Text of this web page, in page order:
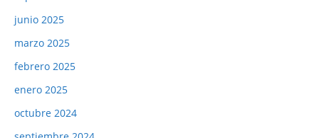
junio 2025
marzo 2025
febrero 2025
enero 2025
octubre 2024